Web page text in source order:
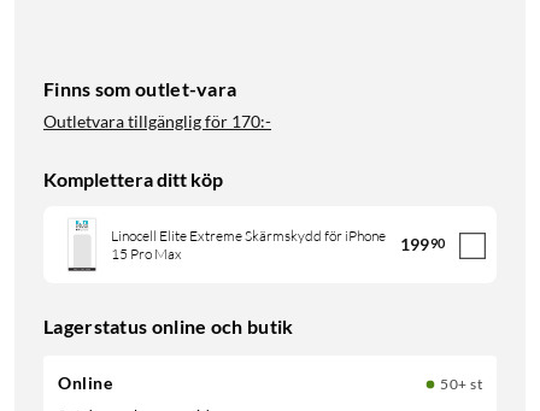
Finns som outlet-vara
Outletvara tillgänglig för 170:-
Komplettera ditt köp
Linocell Elite Extreme Skärmskydd för iPhone
15 Pro Max
19990
Lagerstatus online och butik
Online
50+ st